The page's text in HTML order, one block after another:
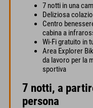
7 notti in una
Deliziosa
Centro
cabina a
Wi-Fi gratuito in
Area Explorer
da lavoro per la
sportiva
7 notti, a
persona